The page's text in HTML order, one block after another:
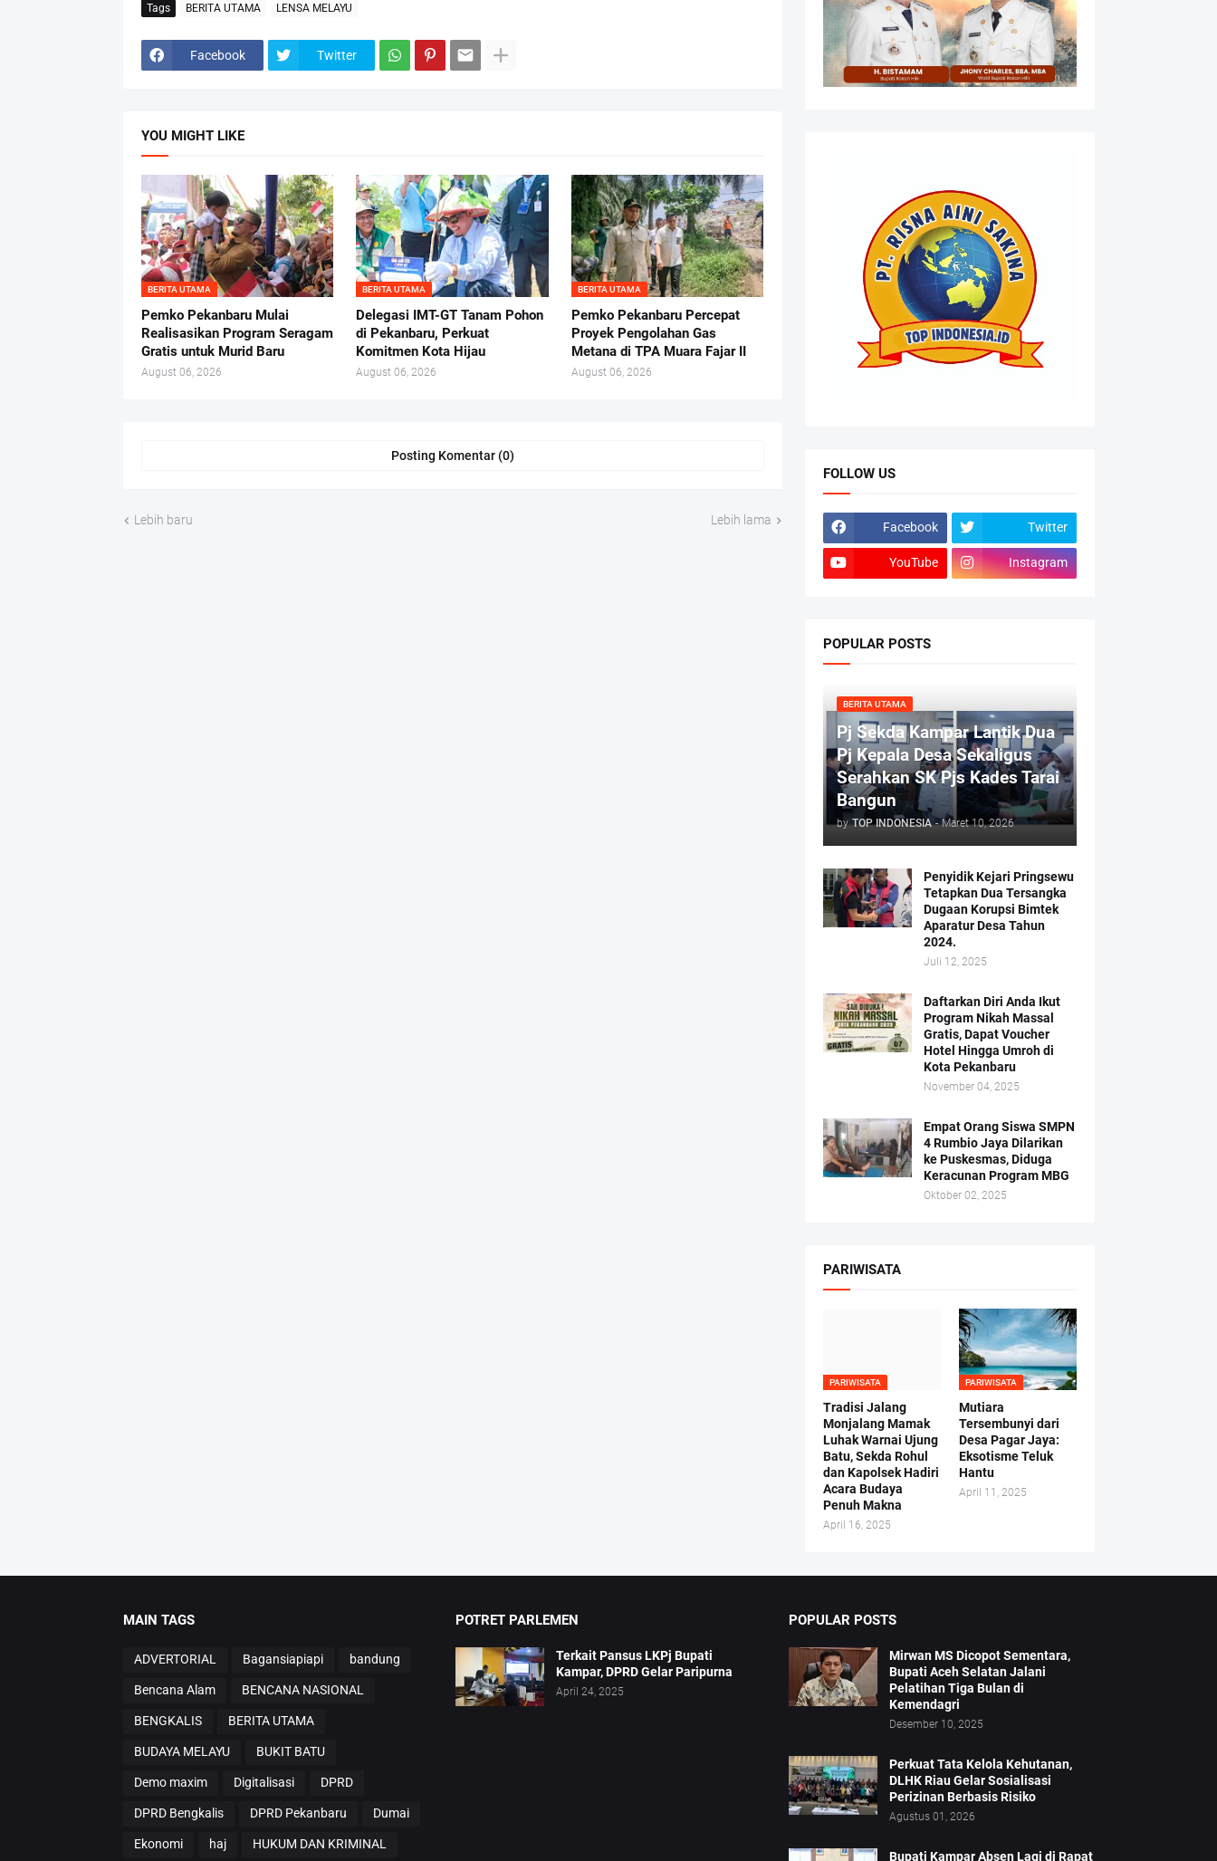
Tags BERITA UTAMA LENSA MELAYU
Facebook Twitter
YOU MIGHT LIKE
BERITA UTAMA
Pemko Pekanbaru Mulai
Realisasikan Program Seragam
Gratis untuk Murid Baru
August 06, 2026
BERITA UTAMA
Delegasi IMT-GT Tanam Pohon
di Pekanbaru, Perkuat
Komitmen Kota Hijau
August 06, 2026
BERITA UTAMA
Pemko Pekanbaru Percepat
Proyek Pengolahan Gas
Metana di TPA Muara Fajar II
August 06, 2026
Posting Komentar (0)
Lebih baru Lebih lama
FOLLOW US
Facebook Twitter
YouTube Instagram
POPULAR POSTS
BERITA UTAMA
Pj Sekda Kampar Lantik Dua
Pj Kepala Desa Sekaligus
Serahkan SK Pjs Kades Tarai
Bangun
by TOP INDONESIA - Maret 10, 2026
Penyidik Kejari Pringsewu
Tetapkan Dua Tersangka
Dugaan Korupsi Bimtek
Aparatur Desa Tahun
2024.
Juli 12, 2025
Daftarkan Diri Anda Ikut
Program Nikah Massal
Gratis, Dapat Voucher
Hotel Hingga Umroh di
Kota Pekanbaru
November 04, 2025
Empat Orang Siswa SMPN
4 Rumbio Jaya Dilarikan
ke Puskesmas, Diduga
Keracunan Program MBG
Oktober 02, 2025
PARIWISATA
PARIWISATA
Tradisi Jalang
Monjalang Mamak
Luhak Warnai Ujung
Batu, Sekda Rohul
dan Kapolsek Hadiri
Acara Budaya
Penuh Makna
April 16, 2025
PARIWISATA
Mutiara
Tersembunyi dari
Desa Pagar Jaya:
Eksotisme Teluk
Hantu
April 11, 2025
MAIN TAGS
ADVERTORIAL Bagansiapiapi bandung
Bencana Alam BENCANA NASIONAL
BENGKALIS BERITA UTAMA
BUDAYA MELAYU BUKIT BATU
Demo maxim Digitalisasi DPRD
DPRD Bengkalis DPRD Pekanbaru Dumai
Ekonomi haj HUKUM DAN KRIMINAL
POTRET PARLEMEN
Terkait Pansus LKPj Bupati
Kampar, DPRD Gelar Paripurna
April 24, 2025
POPULAR POSTS
Mirwan MS Dicopot Sementara,
Bupati Aceh Selatan Jalani
Pelatihan Tiga Bulan di
Kemendagri
Desember 10, 2025
Perkuat Tata Kelola Kehutanan,
DLHK Riau Gelar Sosialisasi
Perizinan Berbasis Risiko
Agustus 01, 2026
Bupati Kampar Absen Lagi di Rapat